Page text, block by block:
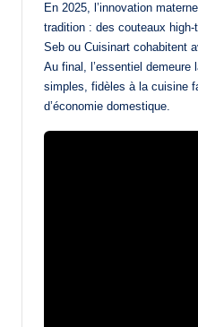
En 2025, l’innovation
tradition : des couteaux
Seb ou Cuisinart cohabitent
Au final, l’essentiel
simples, fidèles à la cuisine
d’économie domestique.